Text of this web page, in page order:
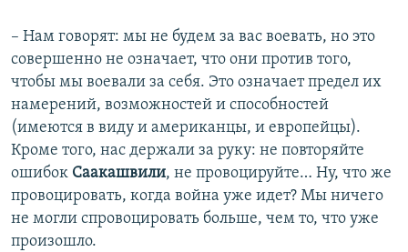
–​ Нам говорят: мы не будем за вас воевать, но это
совершенно не означает, что они против того,
чтобы мы воевали за себя. Это означает предел их
намерений, возможностей и способностей
(имеются в виду и американцы, и европейцы).
Кроме того, нас держали за руку: не повторяйте
ошибок Саакашвили, не провоцируйте… Ну, что же
провоцировать, когда война уже идет? Мы ничего
не могли спровоцировать больше, чем то, что уже
произошло.